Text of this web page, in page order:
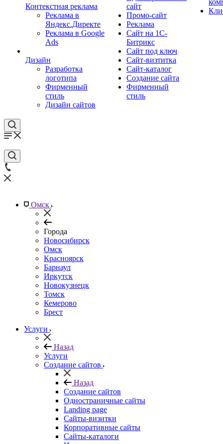
Контекстная реклама
Реклама в
Яндекс.Директе
Реклама в Google
Ads
Дизайн
Разработка
логотипа
Фирменный
стиль
Дизайн сайтов
сайт
Промо-сайт
Реклама
Сайт на 1С-
Битрикс
Сайт под ключ
Сайт-визтитка
Сайт-каталог
Создание сайта
Фирменный
стиль
Омск
Города
Новосибирск
Омск
Красноярск
Барнаул
Иркутск
Новокузнецк
Томск
Кемерово
Брест
Услуги
Назад
Услуги
Создание сайтов
Назад
Создание сайтов
Одностраничные сайты
Landing page
Сайты-визитки
Корпоративные сайты
Сайты-каталоги